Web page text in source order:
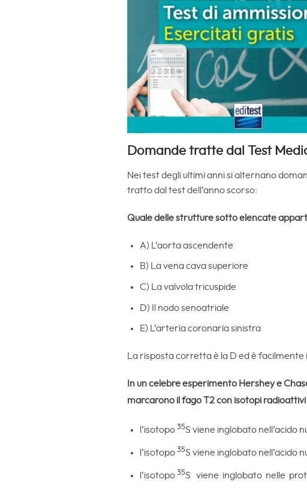
Domande tratte dal Test
Nei test degli ultimi anni si alternano
tratto dal test dell’anno scorso:
Quale delle strutture sotto elencate
A) L’aorta ascendente
B) La vena cava superiore
C) La valvola tricuspide
D) Il nodo senoatriale
E) L’arteria coronaria sinistra
La risposta corretta è la D ed è facilmente
In un celebre esperimento Hershey e
marcarono il fago T2 con isotopi
l’isotopo 35S viene inglobato nell’acido
l’isotopo 35S viene inglobato nell’acido
l’isotopo 35S viene inglobato nelle